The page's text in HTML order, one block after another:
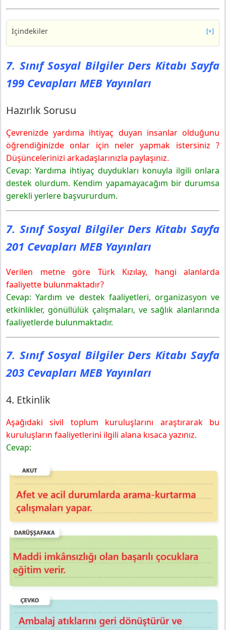
İçindekiler [+]
7. Sınıf Sosyal Bilgiler Ders Kitabı Sayfa 199 Cevapları
MEB Yayınları
Hazırlık Sorusu
7. Sınıf Sosyal Bilgiler Ders Kitabı Sayfa 201 Cevapları
7. Sınıf Sosyal Bilgiler Ders Kitabı Sayfa 203 Cevapları
4. Etkinlik
7. Sınıf Sosyal Bilgiler Ders Kitabı Sayfa
199 Cevapları MEB Yayınları
Hazırlık Sorusu
Çevrenizde yardıma ihtiyaç duyan insanlar olduğunu
öğrendiğinizde onlar için neler yapmak istersiniz ?
Düşüncelerinizi arkadaşlarınızla paylaşınız.
Cevap: Yardıma ihtiyaç duydukları konuyla ilgili onlara
destek olurdum. Kendim yapamayacağım bir durumsa
gerekli yerlere başvururdum.
7. Sınıf Sosyal Bilgiler Ders Kitabı Sayfa
201 Cevapları MEB Yayınları
Verilen metne göre Türk Kızılay, hangi alanlarda
faaliyette bulunmaktadır?
Cevap: Yardım ve destek faaliyetleri, organizasyon ve
etkinlikler, gönüllülük çalışmaları, ve sağlık alanlarında
faaliyetlerde bulunmaktadır.
7. Sınıf Sosyal Bilgiler Ders Kitabı Sayfa
203 Cevapları MEB Yayınları
4. Etkinlik
Aşağıdaki sivil toplum kuruluşlarını araştırarak bu
kuruluşların faaliyetlerini ilgili alana kısaca yazınız.
Cevap: